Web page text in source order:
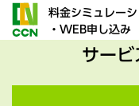
料金シミュレーシ
・WEB申し込み
サービ